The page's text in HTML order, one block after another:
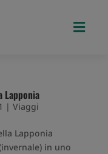

| Viaggi
Lapponia
in uno